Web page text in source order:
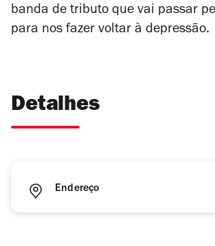
banda de tributo que vai passar
para nos fazer voltar à depressão.
Detalhes
Endereço